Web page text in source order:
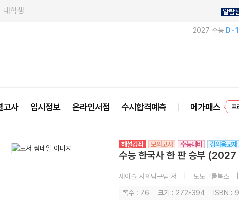
대학생 알람
2027 수능 D-
고사 입시정보 온라인서점 수시합격예측 메가패스
해설강좌 모의고사 수능대비 강의용교재
수능 한국사 한 판 승부 (2027
새이솔 사회탐구팀 저 모노크롬북스
쪽수 : 76 크기 : 272*394 ISBN :